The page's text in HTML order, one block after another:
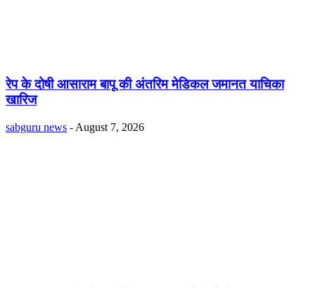
रेप के दोषी आसाराम बापू की अंतरिम मेडिकल जमानत याचिका
खारिज
sabguru news - August 7, 2026